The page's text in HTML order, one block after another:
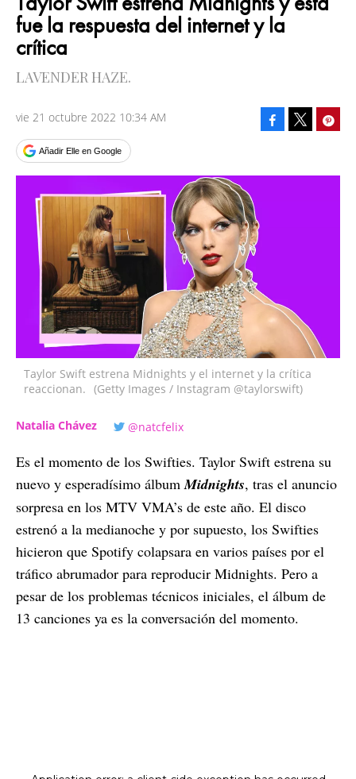
fue la respuesta del internet y la
crítica
LAVENDER HAZE.
vie 21 octubre 2022 10:34 AM
Añadir Elle en Google
Facebook
Taylor Swift estrena Midnights y el internet y la crítica
reaccionan. (Getty Images / Instagram @taylorswift)
Natalia Chávez @natcfelix
Es el momento de los Swifties. Taylor Swift estrena su
nuevo y esperadísimo álbum Midnights, tras el anuncio
sorpresa en los MTV VMA’s de este año. El disco
estrenó a la medianoche y por supuesto, los Swifties
hicieron que Spotify colapsara en varios países por el
tráfico abrumador para reproducir Midnights. Pero a
pesar de los problemas técnicos iniciales, el álbum de
13 canciones ya es la conversación del momento.